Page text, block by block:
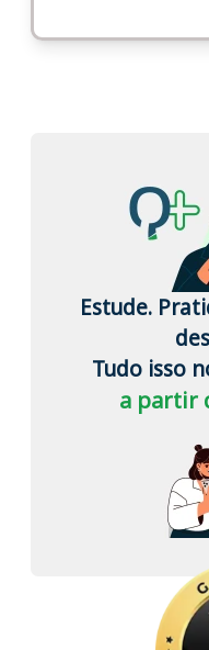
Estude.
Tudo isso
a partir